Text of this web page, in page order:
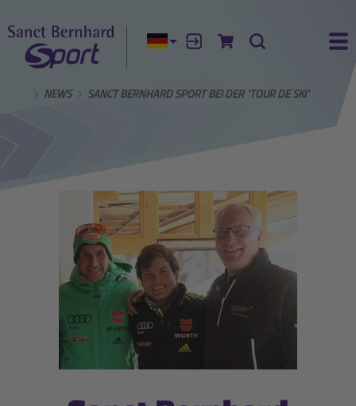
Aktuelle Sprache:
AnmeldenZum Warenkorb
Suche
NEWS SANCT BERNHARD SPORT BEI DER "TOUR DE SKI"